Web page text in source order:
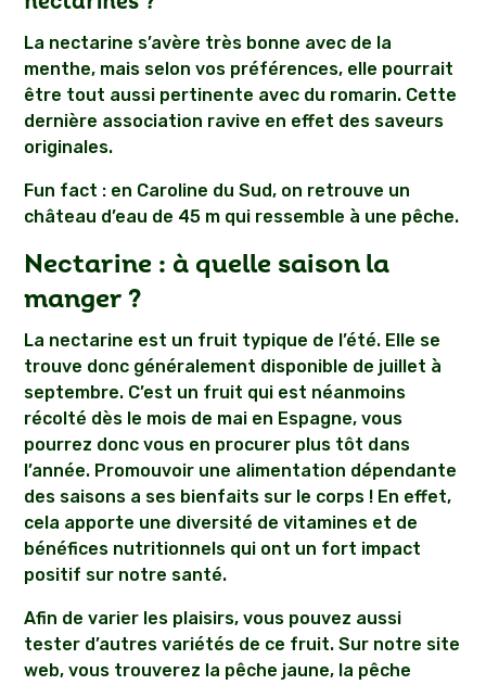
La nectarine s’avère très bonne avec de la
menthe, mais selon vos préférences, elle pourrait
être tout aussi pertinente avec du romarin. Cette
dernière association ravive en effet des saveurs
originales.
Fun fact : en Caroline du Sud, on retrouve un
château d’eau de 45 m qui ressemble à une pêche.
Nectarine : à quelle saison la
manger ?
La nectarine est un fruit typique de l’été. Elle se
trouve donc généralement disponible de juillet à
septembre. C’est un fruit qui est néanmoins
récolté dès le mois de mai en Espagne, vous
pourrez donc vous en procurer plus tôt dans
l’année. Promouvoir une alimentation dépendante
des saisons a ses bienfaits sur le corps ! En effet,
cela apporte une diversité de vitamines et de
bénéfices nutritionnels qui ont un fort impact
positif sur notre santé.
Afin de varier les plaisirs, vous pouvez aussi
tester d’autres variétés de ce fruit. Sur notre site
web, vous trouverez la pêche jaune, la pêche